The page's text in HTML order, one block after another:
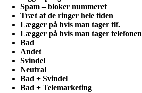
Spam – bloker nummeret
Træt af de ringer hele tiden
Lægger på hvis man tager tlf.
Lægger på hvis man tager telefonen
Bad
Andet
Svindel
Neutral
Bad + Svindel
Bad + Telemarketing